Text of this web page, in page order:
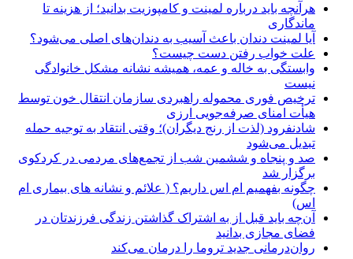
هرآنچه باید درباره لمینت و کامپوزیت بدانید؛ از هزینه تا
ماندگاری
آیا لمینت دندان باعث آسیب به دندان‌های اصلی می‌شود؟
علت خواب رفتن دست چیست؟
وابستگی به خاله و عمه، همیشه نشانه مشکل خانوادگی
نیست
ترخیص فوری محموله راهبردی سازمان انتقال خون توسط
هیأت امنای صرفه‌جویی ارزی
شادنفرود (لذت از رنج دیگران)؛ وقتی انتقاد به توجیه حمله
تبدیل می‌شود
صد و پنجاه‌ و ششمین شب از تجمع‌های مردمی در کردکوی
برگزار شد
چگونه بفهمیم ام اس داریم؟ ( علائم و نشانه های بیماری ام
اس)
آن‌چه باید قبل از به اشتراک گذاشتن زندگی فرزندتان در
فضای مجازی بدانید
روان‌درمانی جدید تروما را درمان می‌کند